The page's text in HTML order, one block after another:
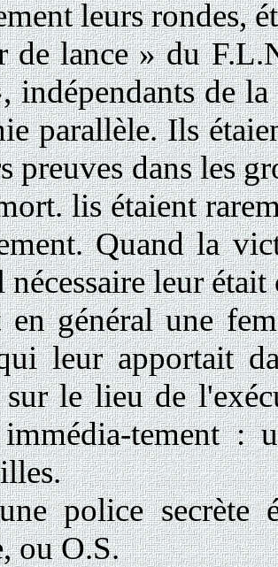
leurs rondes,
de lance » du
indépendants de
parallèle. Ils
preuves dans les
lis étaient
Quand la
nécessaire leur
en général une
leur apportait
sur le lieu de
tement :
police secrète
ou O.S.